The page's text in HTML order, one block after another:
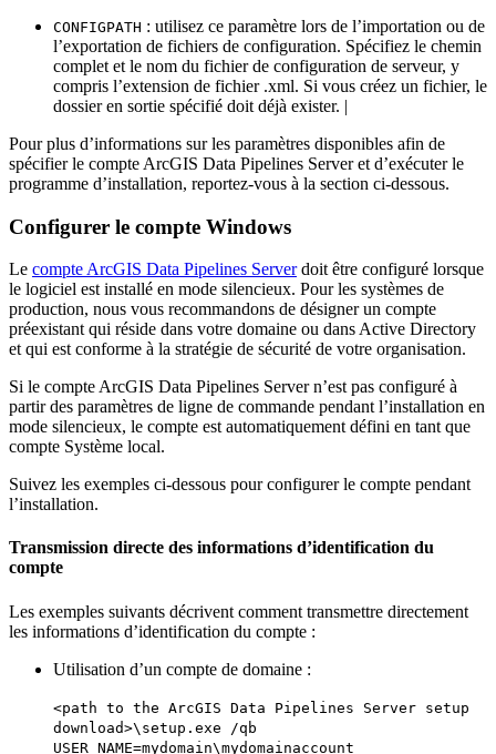
CONFIGPATH : utilisez ce paramètre lors de l’importation ou de
l’exportation de fichiers de configuration. Spécifiez le chemin
complet et le nom du fichier de configuration de serveur, y
compris l’extension de fichier .xml. Si vous créez un fichier, le
dossier en sortie spécifié doit déjà exister. |
Pour plus d’informations sur les paramètres disponibles afin de
spécifier le compte ArcGIS Data Pipelines Server et d’exécuter le
programme d’installation, reportez-vous à la section ci-dessous.
Configurer le compte Windows
Le compte ArcGIS Data Pipelines Serverdoit être configuré lorsque
le logiciel est installé en mode silencieux. Pour les systèmes de
production, nous vous recommandons de désigner un compte
préexistant qui réside dans votre domaine ou dans Active Directory
et qui est conforme à la stratégie de sécurité de votre organisation.
Si le compte ArcGIS Data Pipelines Server n’est pas configuré à
partir des paramètres de ligne de commande pendant l’installation en
mode silencieux, le compte est automatiquement défini en tant que
compte Système local.
Suivez les exemples ci-dessous pour configurer le compte pendant
l’installation.
Transmission directe des informations d’identification du
compte
Les exemples suivants décrivent comment transmettre directement
les informations d’identification du compte :
Utilisation d’un compte de domaine :
<path to the ArcGIS Data Pipelines Server setup
download>\setup.exe /qb
USER_NAME=mydomain\mydomainaccount